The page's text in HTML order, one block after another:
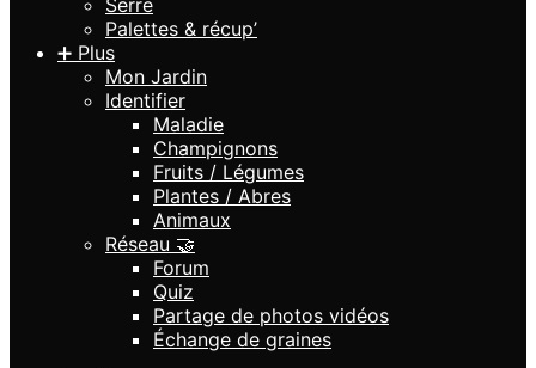
Palettes & récup’
➕ Plus
Mon Jardin
Identifier
Maladie
Champignons
Fruits / Légumes
Plantes / Abres
Animaux
Réseau 🤝
Forum
Quiz
Partage de photos vidéos
Échange de graines